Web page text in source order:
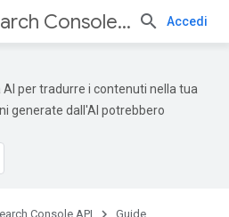
Console API Accedi
per tradurre i contenuti nella tua
generate dall'AI potrebbero
Console API Guide